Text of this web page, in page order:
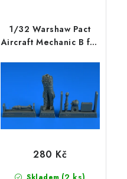
1/32 Warshaw Pact
Aircraft Mechanic B for
280 Kč